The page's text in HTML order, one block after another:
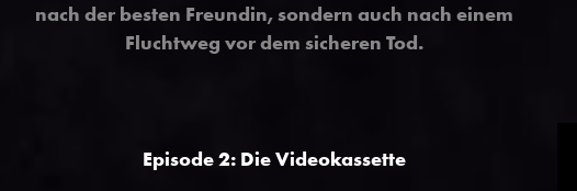
nach der besten Freundin, sondern auch nach einem
Fluchtweg vor dem sicheren Tod.
Episode 2: Die Videokassette